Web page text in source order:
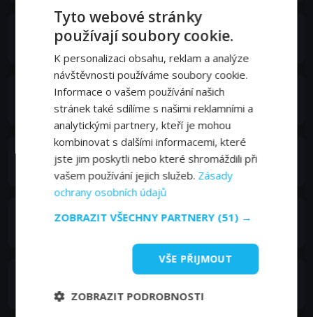
Zabryna Guevara
Laith Nakli
Babak Tafti
Nicole Kang
Myra Lucretia Taylor
Tyto webové stránky
používají soubory cookie.
K personalizaci obsahu, reklam a analýze
návštěvnosti používáme soubory cookie.
Informace o vašem používání našich
stránek také sdílíme s našimi reklamními a
analytickými partnery, kteří je mohou
kombinovat s dalšími informacemi, které
jste jim poskytli nebo které shromáždili při
vašem používání jejich služeb. Zásady
ochrany osobních údajů
ZOBRAZIT VŠECHNY PARTNERY (51) →
VŠE PŘIJMOUT
ZOBRAZIT PODROBNOSTI